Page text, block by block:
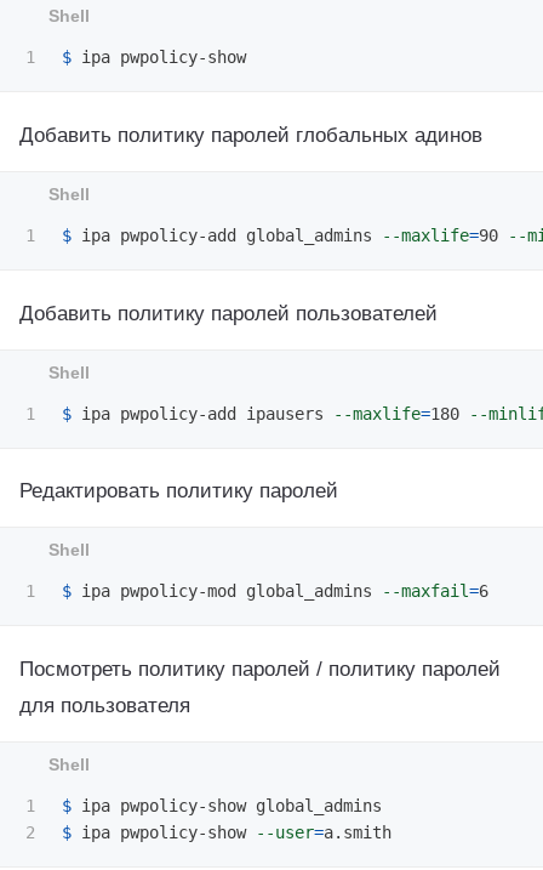
$
Добавить политику паролей глобальных адинов
$ ipa pwpolicy-add global_admins --maxlife=90 --
Добавить политику паролей пользователей
$ ipa pwpolicy-add ipausers --maxlife=180 --
Редактировать политику паролей
$ ipa pwpolicy-mod global_admins --maxfail=
Посмотреть политику паролей / политику паролей
для пользователя
1
$
$ ipa pwpolicy-show --user=